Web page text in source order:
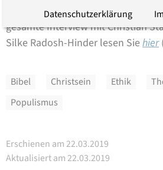
Öffnung durch die Wahrnehmung
gesamte Interview mit Christian
Silke Radosh-Hinder lesen Siehier
Bibel Christsein Ethik
Populismus
Erschienen am 22.03.2019
Aktualisiert am 22.03.2019
Datenschutzerklärung